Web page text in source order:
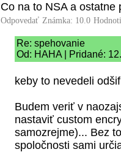
Co na to NSA a ostatne
Odpovedať Známka: 10.0
Re: spehovanie
Od: HAHA | Pridané:
keby to nevedeli
Budem veriť v
nastaviť custom
samozrejme)... Bez
spoločnosti sami